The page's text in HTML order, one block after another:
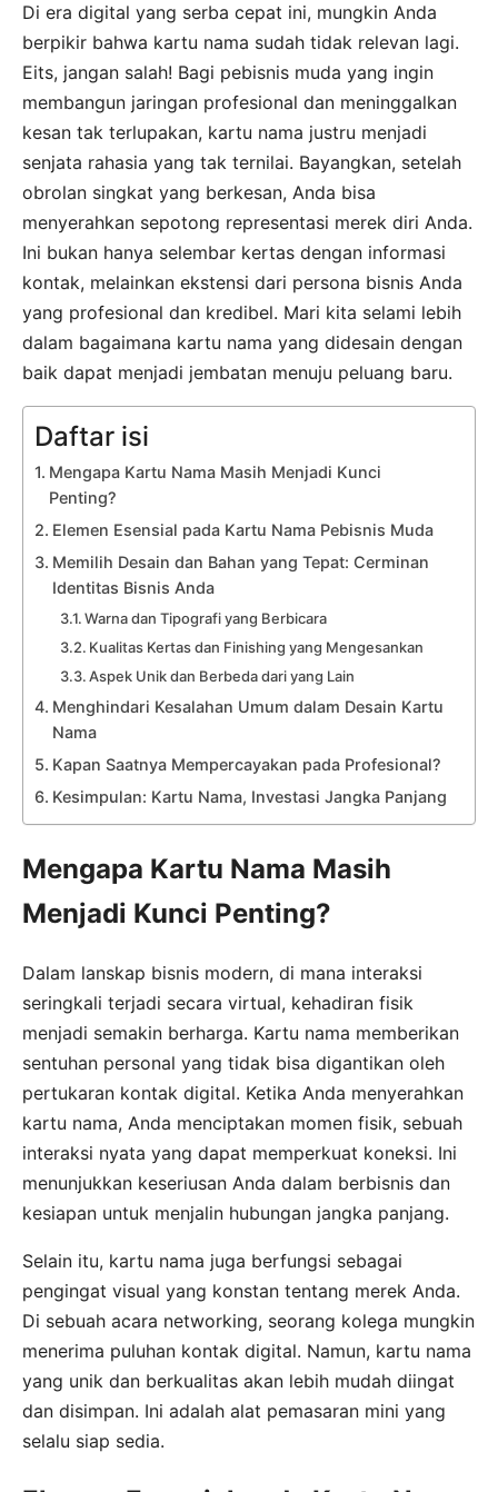
Di era digital yang serba cepat ini, mungkin Anda
berpikir bahwa kartu nama sudah tidak relevan lagi.
Eits, jangan salah! Bagi pebisnis muda yang ingin
membangun jaringan profesional dan meninggalkan
kesan tak terlupakan, kartu nama justru menjadi
senjata rahasia yang tak ternilai. Bayangkan, setelah
obrolan singkat yang berkesan, Anda bisa
menyerahkan sepotong representasi merek diri Anda.
Ini bukan hanya selembar kertas dengan informasi
kontak, melainkan ekstensi dari persona bisnis Anda
yang profesional dan kredibel. Mari kita selami lebih
dalam bagaimana kartu nama yang didesain dengan
baik dapat menjadi jembatan menuju peluang baru.
Daftar isi
Mengapa Kartu Nama Masih Menjadi Kunci
Penting?
Elemen Esensial pada Kartu Nama Pebisnis Muda
Memilih Desain dan Bahan yang Tepat: Cerminan
Identitas Bisnis Anda
Warna dan Tipografi yang Berbicara
Kualitas Kertas dan Finishing yang Mengesankan
Aspek Unik dan Berbeda dari yang Lain
Menghindari Kesalahan Umum dalam Desain Kartu
Nama
Kapan Saatnya Mempercayakan pada Profesional?
Kesimpulan: Kartu Nama, Investasi Jangka Panjang
Mengapa Kartu Nama Masih
Menjadi Kunci Penting?
Dalam lanskap bisnis modern, di mana interaksi
seringkali terjadi secara virtual, kehadiran fisik
menjadi semakin berharga. Kartu nama memberikan
sentuhan personal yang tidak bisa digantikan oleh
pertukaran kontak digital. Ketika Anda menyerahkan
kartu nama, Anda menciptakan momen fisik, sebuah
interaksi nyata yang dapat memperkuat koneksi. Ini
menunjukkan keseriusan Anda dalam berbisnis dan
kesiapan untuk menjalin hubungan jangka panjang.
Selain itu, kartu nama juga berfungsi sebagai
pengingat visual yang konstan tentang merek Anda.
Di sebuah acara networking, seorang kolega mungkin
menerima puluhan kontak digital. Namun, kartu nama
yang unik dan berkualitas akan lebih mudah diingat
dan disimpan. Ini adalah alat pemasaran mini yang
selalu siap sedia.